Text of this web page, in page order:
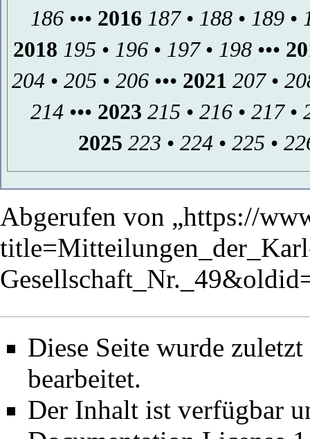
186••• 2016 187• 188• 189•
2018 195 • 196• 197• 198•••
204 • 205 • 206 ••• 2021 207•
214••• 2023 215 • 216• 217•
2025 223 • 224• 225 •
Abgerufen von „https://
Diese Seite wurde
bearbeitet.
Der Inhalt ist verfügbar